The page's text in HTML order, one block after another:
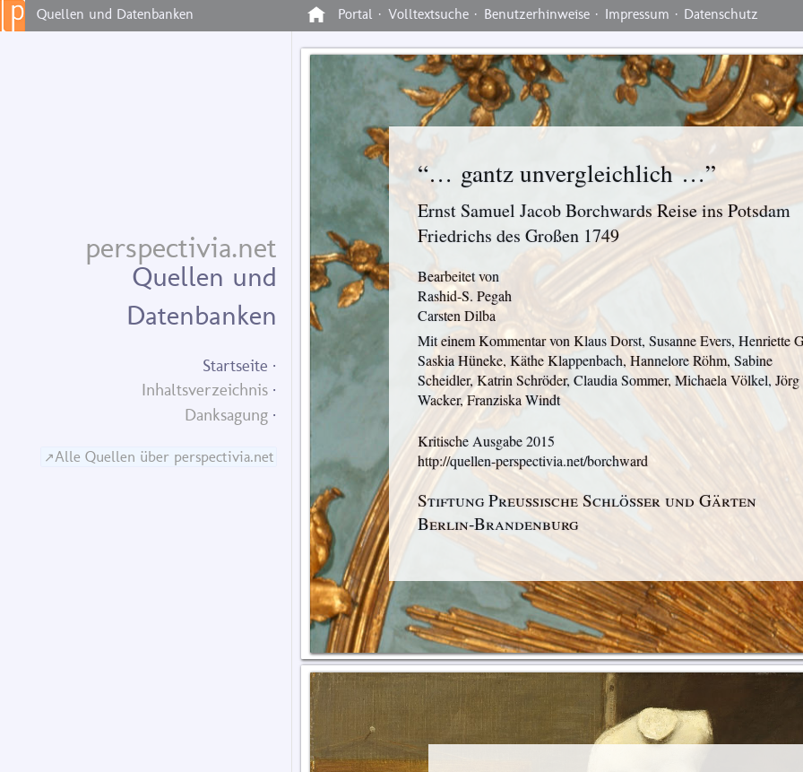
Quellen und Datenbanken Portal · Volltextsuche · Benutzerhinweise· Impressum · Datenschutz
perspectivia.net
Quellen und
Datenbanken
Startseite
Inhaltsverzeichnis
Danksagung
Alle Quellen über perspectivia.net
“… gantz unvergleichlich …”
Ernst Samuel Jacob Borchwards Reise ins Potsdam
Friedrichs des Großen 1749
Bearbeitet von
Rashid-S. Pegah
Carsten Dilba
Mit einem Kommentar von Klaus Dorst, Susanne Evers, Henriette
Saskia Hüneke, Käthe Klappenbach, Hannelore Röhm, Sabine
Scheidler, Katrin Schröder, Claudia Sommer, Michaela Völkel, Jörg
Wacker, Franziska Windt
Kritische Ausgabe2015
http://quellen-perspectivia.net/borchward
Stiftung Preußische Schlösser und Gärten
Berlin‑Brandenburg